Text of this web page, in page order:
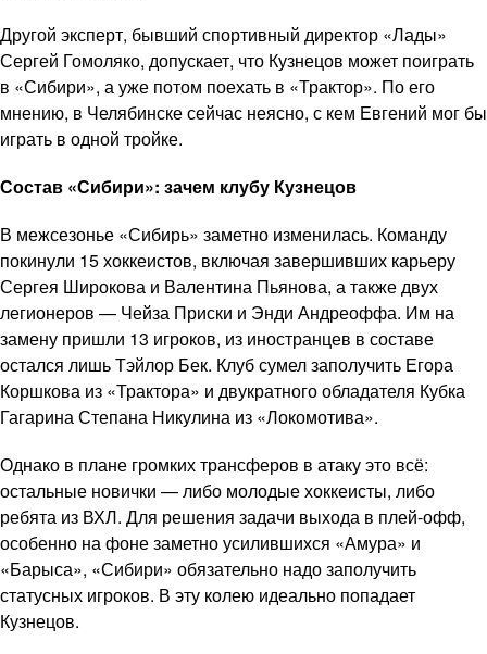
Другой эксперт, бывший спортивный директор «Лады»
Сергей Гомоляко, допускает, что Кузнецов может поиграть
в «Сибири», а уже потом поехать в «Трактор». По его
мнению, в Челябинске сейчас неясно, с кем Евгений мог бы
играть в одной тройке.
Состав «Сибири»: зачем клубу Кузнецов
В межсезонье «Сибирь» заметно изменилась. Команду
покинули 15 хоккеистов, включая завершивших карьеру
Сергея Широкова и Валентина Пьянова, а также двух
легионеров — Чейза Приски и Энди Андреоффа. Им на
замену пришли 13 игроков, из иностранцев в составе
остался лишь Тэйлор Бек. Клуб сумел заполучить Егора
Коршкова из «Трактора» и двукратного обладателя Кубка
Гагарина Степана Никулина из «Локомотива».
Однако в плане громких трансферов в атаку это всё:
остальные новички — либо молодые хоккеисты, либо
ребята из ВХЛ. Для решения задачи выхода в плей-офф,
особенно на фоне заметно усилившихся «Амура» и
«Барыса», «Сибири» обязательно надо заполучить
статусных игроков. В эту колею идеально попадает
Кузнецов.